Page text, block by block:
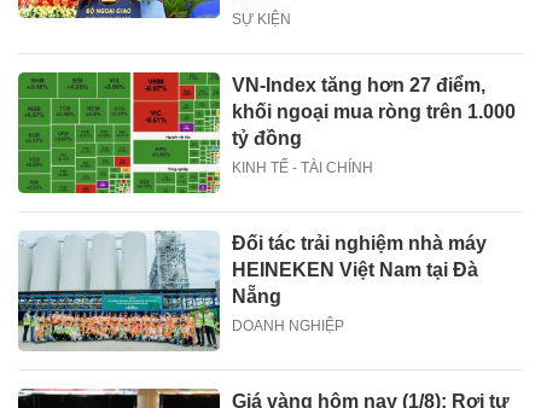
SỰ KIỆN
VN-Index tăng hơn 27 điểm,
khối ngoại mua ròng trên 1.000
tỷ đồng
KINH TẾ - TÀI CHÍNH
Đối tác trải nghiệm nhà máy
HEINEKEN Việt Nam tại Đà
Nẵng
DOANH NGHIỆP
Giá vàng hôm nay (1/8): Rơi tự